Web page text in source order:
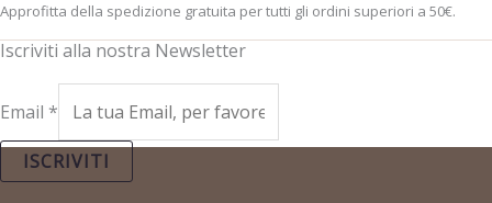
Approfitta della spedizione gratuita per tutti gli ordini superiori a 50€.
Iscriviti alla nostra Newsletter
Email *
ISCRIVITI